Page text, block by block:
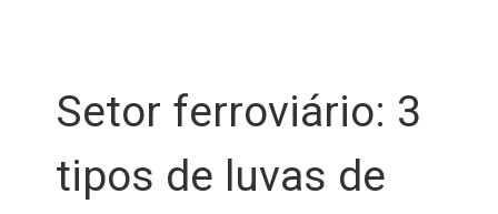
Setor ferroviário: 3
tipos de luvas de